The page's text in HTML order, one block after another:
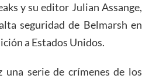
y su editor Julian Assange,
seguridad de Belmarsh en
a Estados Unidos.
serie de crímenes de los